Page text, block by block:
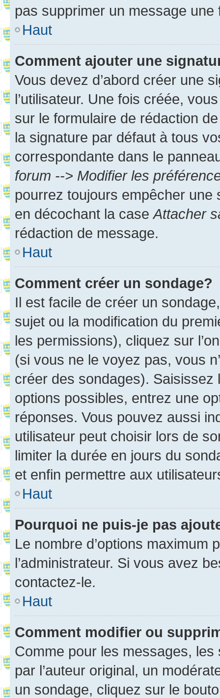
pas supprimer un message une
Haut
Comment ajouter une
Vous devez d’abord créer une
l’utilisateur. Une fois créée,
sur le formulaire de rédaction
la signature par défaut à tous
correspondante dans le
forum --> Modifier les
pourrez toujours empêcher une
en décochant la case Attacher
rédaction de message.
Haut
Comment créer un sondage?
Il est facile de créer un
sujet ou la modification du
les permissions), cliquez sur
(si vous ne le voyez pas, vous
créer des sondages).
options possibles, entrez une
réponses. Vous pouvez aussi
utilisateur peut choisir lors de
limiter la durée en jours du
et enfin permettre aux
Haut
Pourquoi ne puis-je pas
Le nombre d’options maximum
l’administrateur. Si vous avez
contactez-le.
Haut
Comment modifier ou
Comme pour les messages,
par l’auteur original, un
un sondage, cliquez sur le